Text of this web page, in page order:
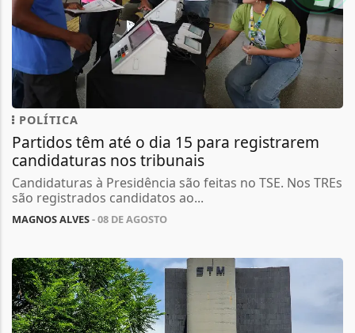
POLÍTICA
Partidos têm até o dia 15 para registrarem
candidaturas nos tribunais
Candidaturas à Presidência são feitas no TSE. Nos TREs
são registrados candidatos ao...
MAGNOS ALVES- 08 DE AGOSTO